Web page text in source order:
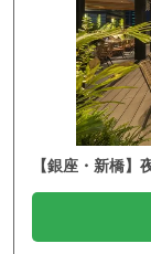
【銀座・新橋